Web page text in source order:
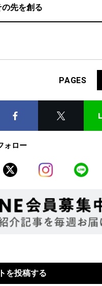
先を創る
PAGES
ォロー
を投稿する